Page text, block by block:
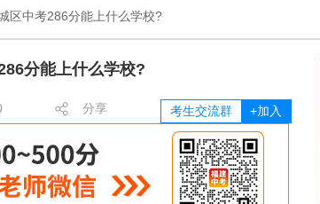
区中考286分能上什么学校?
分能上什么学校?
考生交流群 +加入
分享